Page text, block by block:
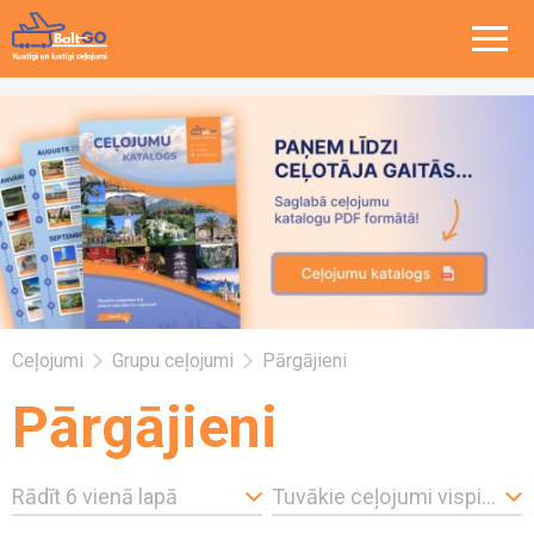
Ceļojumi Grupu ceļojumi Pārgājieni
Pārgājieni
Rādīt vienā lapā
Rādīt 6 vienā lapā Tuvākie ceļojumi vispirms